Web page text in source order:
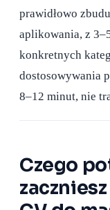
prawidłowo
aplikowania, z
konkretnych
dostosowywania
8–12 minut, nie
Czego